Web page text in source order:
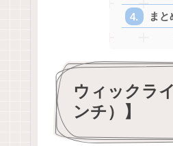
まと
ウィックラ
ンチ）】